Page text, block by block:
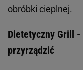
obróbki cieplnej.
Dietetyczny Grill
przyrządzić